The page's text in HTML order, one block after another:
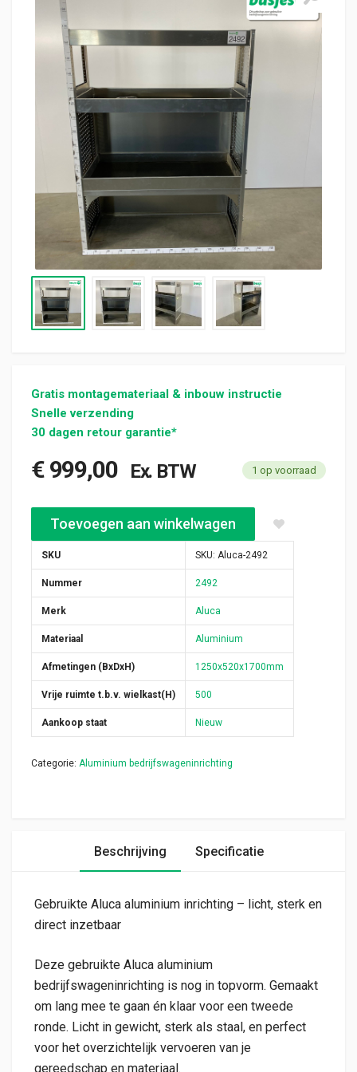
Gratis montagemateriaal & inbouw instructie
Snelle verzending
30 dagen retour garantie*
€999,00 Ex. BTW 1 op voorraad
Aluca bedrijfswageninrichting 1250x520x1700mm (2492)
Toevoegen aan winkelwagen
SKU SKU: Aluca-2492
Nummer 2492
Merk Aluca
Materiaal Aluminium
Afmetingen (BxDxH) 1250x520x1700mm
Vrije ruimte t.b.v. wielkast(H) 500
Aankoop staat Nieuw
Categorie: Aluminium bedrijfswageninrichting
Beschrijving Specificatie
Gebruikte Aluca aluminium inrichting – licht, sterk en
direct inzetbaar
Deze gebruikte Aluca aluminium
bedrijfswageninrichting is nog in topvorm. Gemaakt
om lang mee te gaan én klaar voor een tweede
ronde. Licht in gewicht, sterk als staal, en perfect
voor het overzichtelijk vervoeren van je
gereedschap en materiaal.